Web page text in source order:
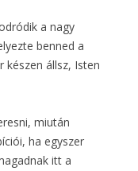
a nagy
benned a
készen állsz, Isten
miután
ha egyszer
itt a